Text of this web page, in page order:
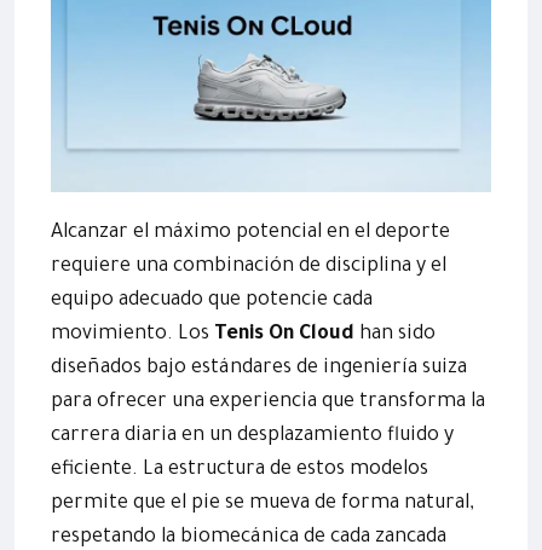
Alcanzar el máximo potencial en el deporte
requiere una combinación de disciplina y el
equipo adecuado que potencie cada
movimiento. Los Tenis On Cloud han sido
diseñados bajo estándares de ingeniería suiza
para ofrecer una experiencia que transforma la
carrera diaria en un desplazamiento fluido y
eficiente. La estructura de estos modelos
permite que el pie se mueva de forma natural,
respetando la biomecánica de cada zancada